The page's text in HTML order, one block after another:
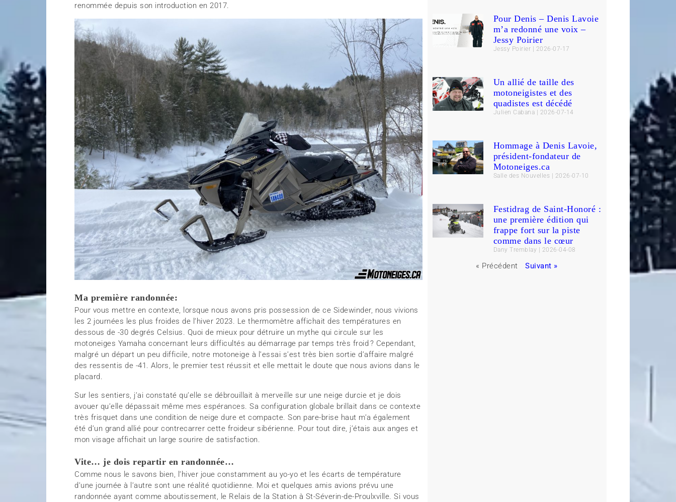
renommée depuis son introduction en 2017.
Ma première randonnée:
Pour vous mettre en contexte, lorsque nous avons pris possession de ce Sidewinder, nous vivions
les 2 journées les plus froides de l’hiver 2023. Le thermomètre affichait des températures en
dessous de -30 degrés Celsius. Quoi de mieux pour détruire un mythe qui circule sur les
motoneiges Yamaha concernant leurs difficultés au démarrage par temps très froid ? Cependant,
malgré un départ un peu difficile, notre motoneige à l’essai s’est très bien sortie d’affaire malgré
des ressentis de -41. Alors, le premier test réussit et elle mettait le doute que nous avions dans le
placard.
Sur les sentiers, j’ai constaté qu’elle se débrouillait à merveille sur une neige durcie et je dois
avouer qu’elle dépassait même mes espérances. Sa configuration globale brillait dans ce contexte
très frisquet dans une condition de neige dure et compacte. Son pare-brise haut m’a également
été d’un grand allié pour contrecarrer cette froideur sibérienne. Pour tout dire, j’étais aux anges et
mon visage affichait un large sourire de satisfaction.
Vite… je dois repartir en randonnée…
Comme nous le savons bien, l’hiver joue constamment au yo-yo et les écarts de température
d’une journée à l’autre sont une réalité quotidienne. Moi et quelques amis avions prévu une
randonnée ayant comme aboutissement, le Relais de la Station à St-Séverin-de-Proulxville. Si vous
Pour Denis – Denis Lavoie
m’a redonné une voix –
Jessy Poirier
Jessy Poirier 2026-07-17
Un allié de taille des
motoneigistes et des
quadistes est décédé
Julien Cabana 2026-07-14
Hommage à Denis Lavoie,
président-fondateur de
Motoneiges.ca
Salle des Nouvelles 2026-07-10
Festidrag de Saint-Honoré :
une première édition qui
frappe fort sur la piste
comme dans le cœur
Dany Tremblay 2026-04-08
« Précédent Suivant »